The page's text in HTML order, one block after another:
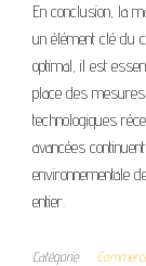
En conclusion, la
un élément clé du
optimal, il est
place des mesures
technologiques
avancées
environnementale
entier.
Catégorie